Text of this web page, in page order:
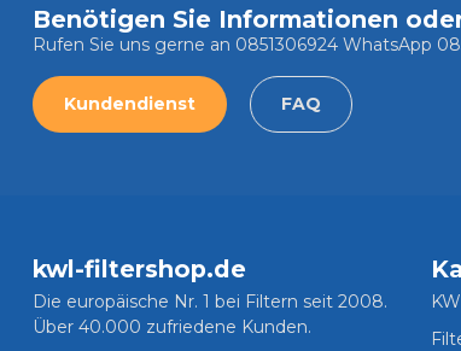
Benötigen Sie Informationen
Rufen Sie uns gerne an 0851306924 WhatsApp
Kundendienst FAQ
kwl-filtershop.de
Die europäische Nr. 1 bei Filtern seit 2008.
Über 40.000 zufriedene Kunden.